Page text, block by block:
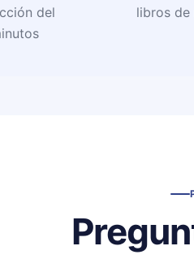
del
libros de